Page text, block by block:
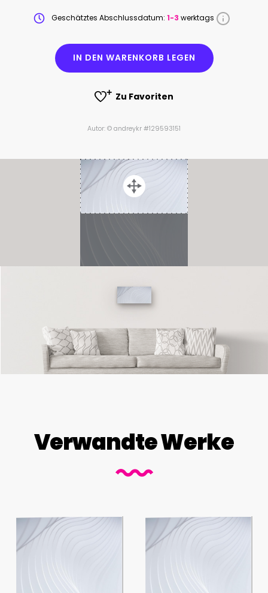
Geschätztes Abschlussdatum: 1-3 werktags
IN DEN WARENKORB LEGEN
Zu Favoriten
Autor: © andreykr #129593151
Verwandte Werke